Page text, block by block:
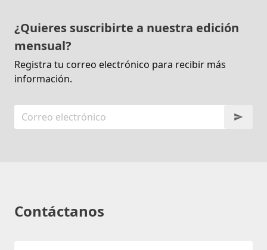
¿Quieres suscribirte a nuestra edición
mensual?
Registra tu correo electrónico para recibir más
información.
Contáctanos